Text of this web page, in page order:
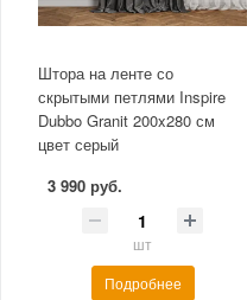
Штора на ленте со
скрытыми петлями Inspire
Dubbo Granit 200x280 см
цвет серый
3 990 руб.
шт
Подробнее